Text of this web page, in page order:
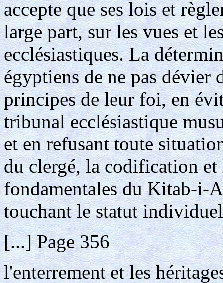
accepte que ses lois et
large part, sur les vues et
ecclésiastiques. La
égyptiens de ne pas dévier
principes de leur foi, en
tribunal ecclésiastique
et en refusant toute
du clergé, la codification
fondamentales du Kitab-i-
touchant le statut
[...] Page 356
l'enterrement et les